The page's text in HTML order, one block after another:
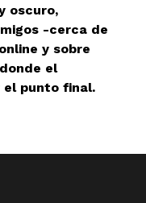
oscuro,
-cerca de
y sobre
el
el punto final.